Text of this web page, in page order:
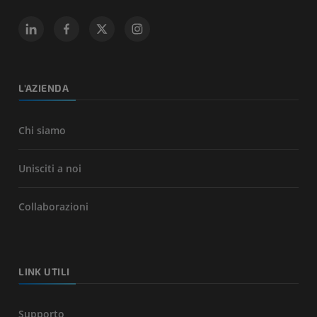
L'AZIENDA
Chi siamo
Unisciti a noi
Collaborazioni
LINK UTILI
Supporto